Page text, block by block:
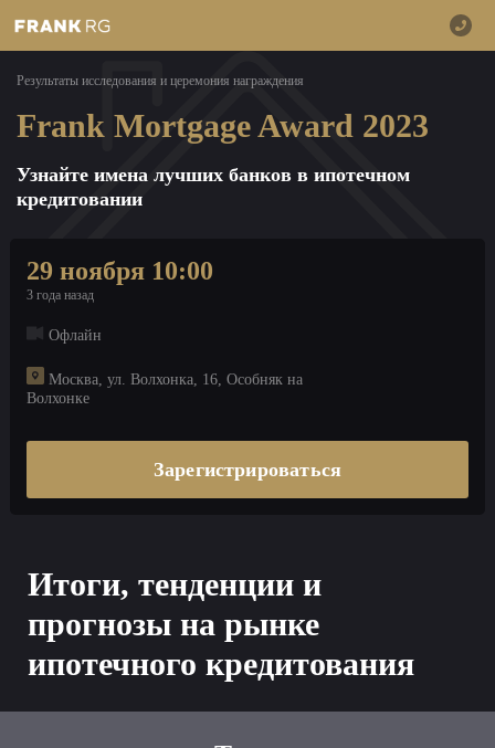
Результаты исследования и церемония награждения
Frank Mortgage Award 2023
Узнайте имена лучших банков в ипотечном
кредитовании
29 ноября 10:00
3 года назад
Офлайн
Москва, ул. Волхонка, 16, Особняк на
Волхонке
Зарегистрироваться
Итоги, тенденции и
прогнозы на рынке
ипотечного кредитования